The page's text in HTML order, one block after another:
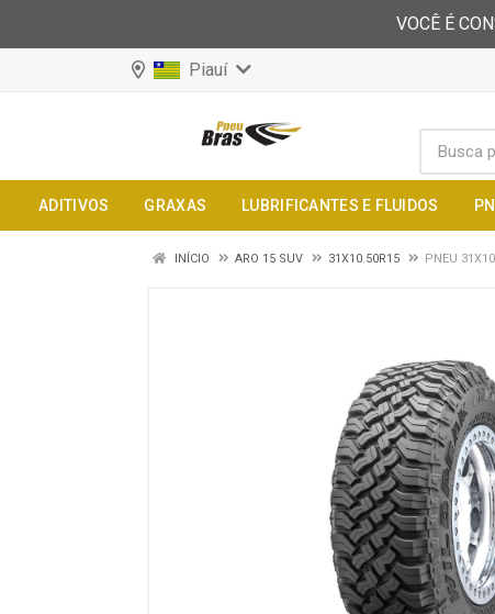
VOCÊ É
Piauí
ADITIVOS GRAXAS LUBRIFICANTES E FLUIDOS
INÍCIO ARO 15 SUV 31X10.50R15 PNEU